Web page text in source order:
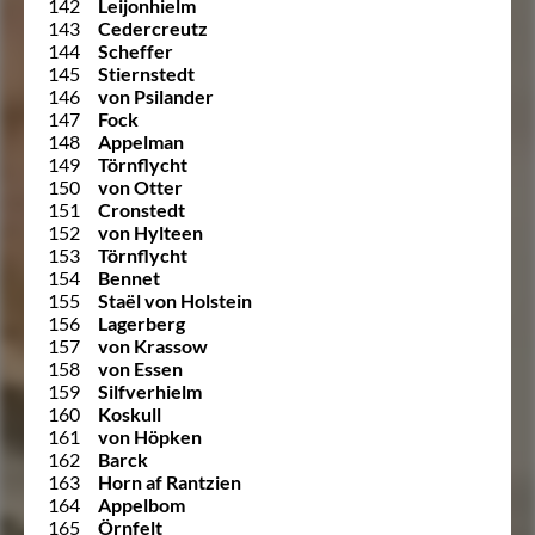
142
Leijonhielm
143
Cedercreutz
144
Scheffer
145
Stiernstedt
146
von Psilander
147
Fock
148
Appelman
149
Törnflycht
150
von Otter
151
Cronstedt
152
von Hylteen
153
Törnflycht
154
Bennet
155
Staël von Holstein
156
Lagerberg
157
von Krassow
158
von Essen
159
Silfverhielm
160
Koskull
161
von Höpken
162
Barck
163
Horn af Rantzien
164
Appelbom
165
Örnfelt